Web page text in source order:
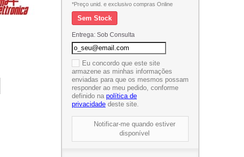
*Preço unid. e exclusivo compras Online
Sem Stock
Entrega: Sob Consulta
Eu concordo que este site
armazene as minhas informações
enviadas para que os mesmos possam
responder ao meu pedido, conforme
definido na política de
privacidadedeste site.
Notificar-me quando estiver
disponível